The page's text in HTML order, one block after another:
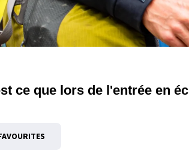
ce que lors de l'entrée en